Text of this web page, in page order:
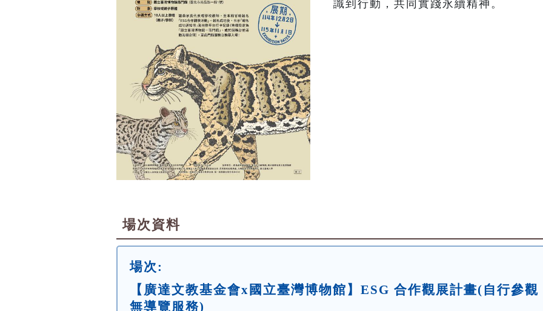
識到行動，共同實踐永續精神。
場次資料
場次:
【廣達文教基金會x國立臺灣博物館】ESG 合作觀展計畫(自行參觀
無導覽服務)